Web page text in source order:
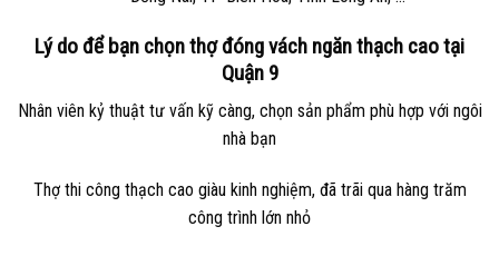
Lý do để bạn chọn thợ đóng vách ngăn thạch cao tại
Quận 9
Nhân viên kỷ thuật tư vấn kỹ càng, chọn sản phẩm phù hợp với ngôi
nhà bạn
Thợ thi công thạch cao giàu kinh nghiệm, đã trãi qua hàng trăm
công trình lớn nhỏ